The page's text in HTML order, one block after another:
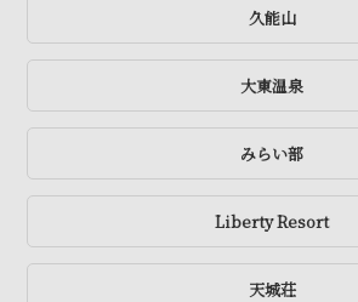
久能山
大東温泉
みらい部
Liberty Resort
天城荘